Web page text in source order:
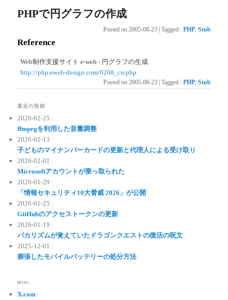
PHPで円グラフの作成
Posted on 2005-08-23 Tagged : PHP, Stub
Reference
Web制作支援サイト e-web - 円グラフの生成
http://php.eweb-design.com/0208_cir.php
Posted on 2005-08-23 Tagged : PHP, Stub
最近の投稿
2026-02-25 :
ffmpegを利用した音量調整
2026-02-13 :
子どものマイナンバーカードの更新と代理人による受け取り
2026-02-01 :
Microsoftアカウントが乗っ取られた
2026-01-29 :
「情報セキュリティ10大脅威 2026」が公開
2026-01-25 :
GitHubのアクセストークンの更新
2026-01-19 :
バカリズムが覚えていたドラゴンクエストの復活の呪文
2025-12-01 :
膨張したモバイルバッテリーの処分方法
misc.
X.com